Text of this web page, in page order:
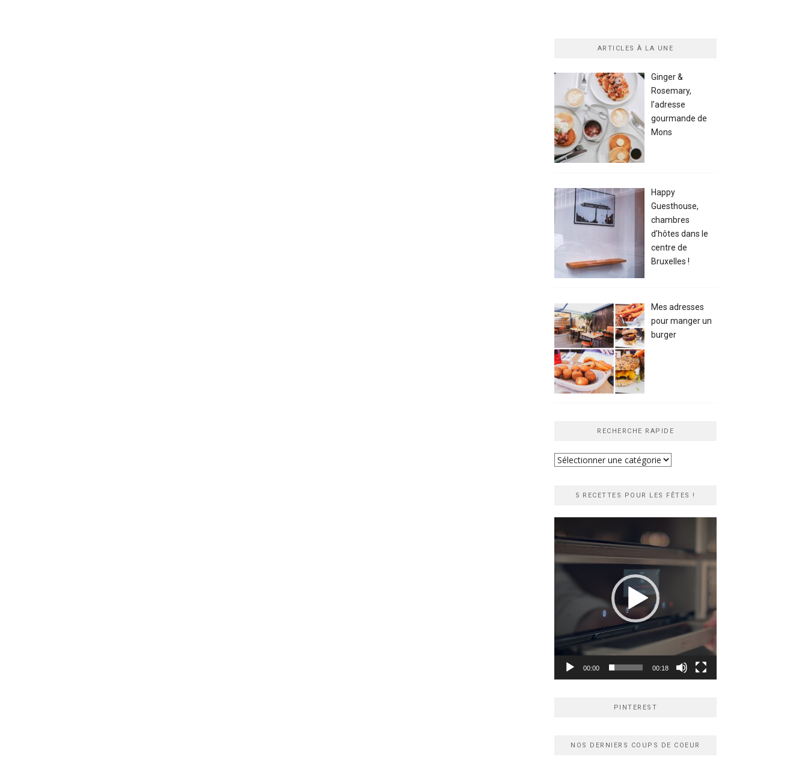
ARTICLES À LA UNE
Ginger &
Rosemary,
l’adresse
gourmande de
Mons
Happy
Guesthouse,
chambres
d’hôtes dans le
centre de
Bruxelles !
Mes adresses
pour manger un
burger
RECHERCHE RAPIDE
Recherche
5 RECETTES POUR LES FÊTES !
vidéo
00:00 00:18
PINTEREST
NOS DERNIERS COUPS DE COEUR